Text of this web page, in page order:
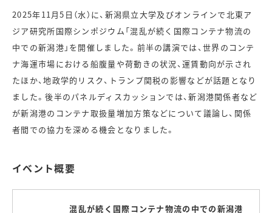
2025年11月5 日（水）に、新潟県立大学及びオンラインで北東ア
ジア研究所国際シンポジウム「混乱が続く国際コンテナ物流の
中での新潟港」を開催しました。 前半の講演では、世界のコンテ
ナ海運市場における船腹量や荷動きの状況、運賃動向が示され
たほか、地政学的リスク、トランプ関税の影響などが話題となり
ました。後半のパネルディスカッションでは、新潟港関係者など
が新潟港のコンテナ取扱量増加方策などについて議論し、関係
者間での協力を深める機会となりました。
イベント概要
混乱が続く国際コンテナ物流の中での新潟港